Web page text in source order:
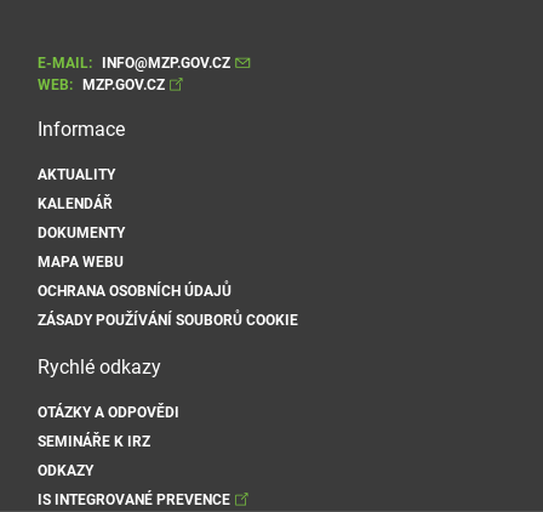
E-MAIL:
INFO@MZP.GOV.CZ
WEB:
MZP.GOV.CZ
Informace
AKTUALITY
KALENDÁŘ
DOKUMENTY
MAPA WEBU
OCHRANA OSOBNÍCH ÚDAJŮ
ZÁSADY POUŽÍVÁNÍ SOUBORŮ COOKIE
Rychlé odkazy
OTÁZKY A ODPOVĚDI
SEMINÁŘE K IRZ
ODKAZY
IS INTEGROVANÉ PREVENCE